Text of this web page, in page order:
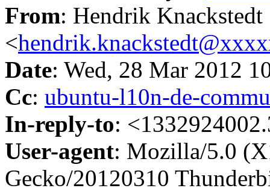
From: Hendrik Knackstedt
<
Date: Wed, 28 Mar 2012
Cc: ubuntu-l10n-de-
In-reply-to:
User-agent: Mozilla/5.0
Gecko/20120310